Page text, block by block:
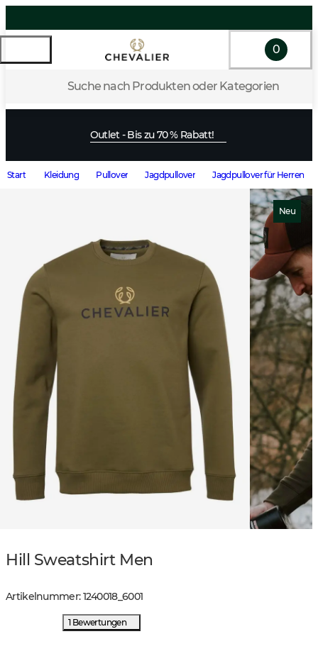
Suche nach Produkten oder Kategorien
0
Outlet - Bis zu 70 % Rabatt!
Start Kleidung Pullover Jagdpullover Jagdpullover für Herren
Neu
Hill Sweatshirt Men
Artikelnummer:1240018_ 6001
1 Bewertungen